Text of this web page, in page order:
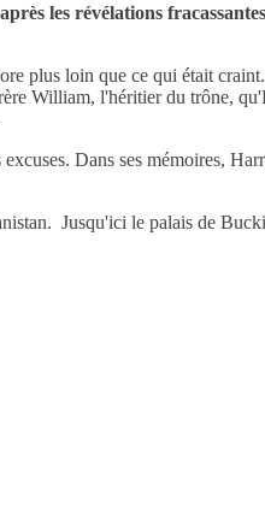
les révélations fracassantes
plus loin que ce qui était
William, l'héritier du trône,
Dans ses mémoires,
Jusqu'ici le palais de